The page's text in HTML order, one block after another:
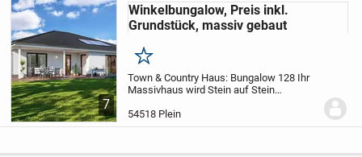
7
Winkelbungalow, Preis inkl.
Grundstück, massiv gebaut
Merken
Town & Country Haus: Bungalow 128 Ihr
Massivhaus wird Stein auf Stein
schlüsselfertiges Haus, das heißt Sie
müssen vor dem Einzug in Ihr Traumhaus
54518 Plein